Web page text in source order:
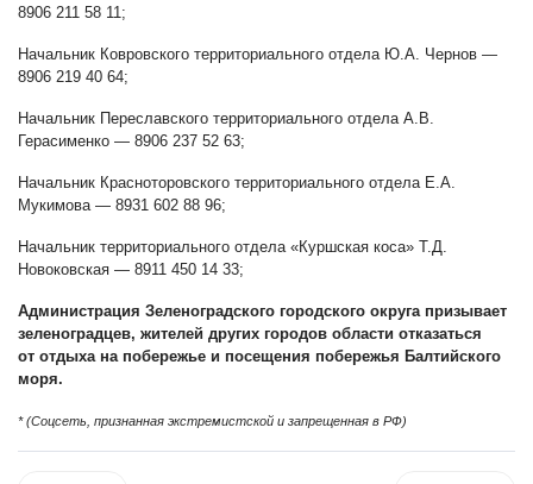
8906 211 58 11;
Начальник Ковровского территориального отдела Ю.А. Чернов —
8906 219 40 64;
Начальник Переславского территориального отдела А.В.
Герасименко — 8906 237 52 63;
Начальник Красноторовского территориального отдела Е.А.
Мукимова — 8931 602 88 96;
Начальник территориального отдела «Куршская коса» Т.Д.
Новоковская — 8911 450 14 33;
Администрация Зеленоградского городского округа призывает
зеленоградцев, жителей других городов области отказаться
от отдыха на побережье и посещения побережья Балтийского
моря.
* (Соцсеть, признанная экстремистской и запрещенная в РФ)